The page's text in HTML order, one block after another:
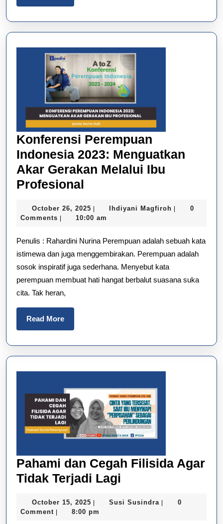
More
Konferensi Perempuan
Indonesia 2023: Menguatkan
Akar Gerakan Melalui Ibu
Profesional
Indonesia
Menguatkan
Akar
Gerakan
Melalui
October 26, 2025 October
26,
Ihdiyani Magfiroh Ihdiyani
0
Comments
10:00 am
Penulis : Rahardini Nurina Perempuan adalah sebuah kata
istimewa dan juga menggembirakan. Perempuan adalah
sosok inspiratif juga sederhana. Menyebut kata
perempuan membuat hati hangat berbalut suasana suka
cita. Tak heran,
Read MoreRead
More
Pahami dan Cegah Filisida Agar
Tidak Terjadi Lagi
Cegah
October 15, 2025 October
15,
Susi Susindra Susi
0
Comment
8:00 pm